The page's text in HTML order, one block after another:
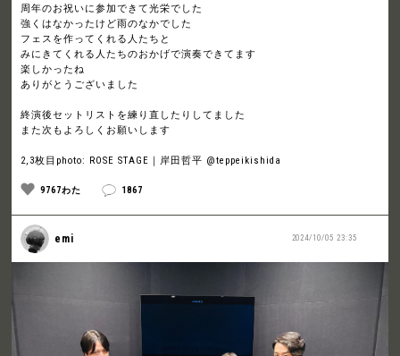
周年のお祝いに参加できて光栄でした
強くはなかったけど雨のなかでした
フェスを作ってくれる人たちと
みにきてくれる人たちのおかげで演奏できてます
楽しかったね
ありがとうございました
終演後セットリストを練り直したりしてました
また次もよろしくお願いします
2,3枚目photo: ROSE STAGE｜岸田哲平 @teppeikishida
9767わた 1867
2024/10/05 23:35
emi